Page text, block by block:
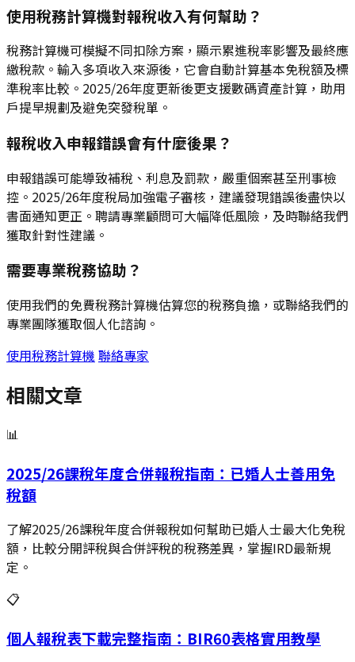
使用稅務計算機對報稅收入有何幫助？
稅務計算機可模擬不同扣除方案，顯示累進稅率影響及最終應
繳稅款。輸入多項收入來源後，它會自動計算基本免稅額及標
準稅率比較。2025/26年度更新後更支援數碼資產計算，助用
戶提早規劃及避免突發稅單。
報稅收入申報錯誤會有什麼後果？
申報錯誤可能導致補稅、利息及罰款，嚴重個案甚至刑事檢
控。2025/26年度稅局加強電子審核，建議發現錯誤後盡快以
書面通知更正。聘請專業顧問可大幅降低風險，及時聯絡我們
獲取針對性建議。
需要專業稅務協助？
使用我們的免費稅務計算機估算您的稅務負擔，或聯絡我們的
專業團隊獲取個人化諮詢。
使用稅務計算機 聯絡專家
相關文章
📊
2025/26課稅年度合併報稅指南：已婚人士善用免
稅額
了解2025/26課稅年度合併報稅如何幫助已婚人士最大化免稅
額，比較分開評稅與合併評稅的稅務差異，掌握IRD最新規
定。
📋
個人報稅表下載完整指南：BIR60表格實用教學